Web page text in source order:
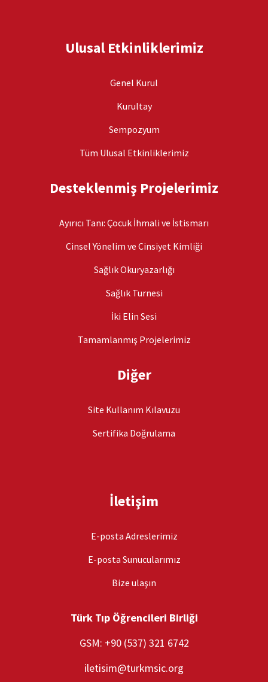
Ulusal Etkinliklerimiz
Genel Kurul
Kurultay
Sempozyum
Tüm Ulusal Etkinliklerimiz
Desteklenmiş Projelerimiz
Ayırıcı Tanı: Çocuk İhmali ve İstismarı
Cinsel Yönelim ve Cinsiyet Kimliği
Sağlık Okuryazarlığı
Sağlık Turnesi
İki Elin Sesi
Tamamlanmış Projelerimiz
Diğer
Site Kullanım Kılavuzu
Sertifika Doğrulama
İletişim
E-posta Adreslerimiz
E-posta Sunucularımız
Bize ulaşın
Türk Tıp Öğrencileri Birliği
GSM: +90 (537) 321 6742
iletisim@turkmsic.org